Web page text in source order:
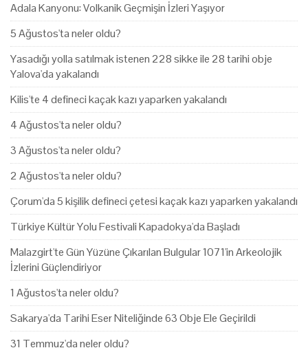
Adala Kanyonu: Volkanik Geçmişin İzleri Yaşıyor
5 Ağustos'ta neler oldu?
Yasadığı yolla satılmak istenen 228 sikke ile 28 tarihi obje
Yalova'da yakalandı
Kilis'te 4 defineci kaçak kazı yaparken yakalandı
4 Ağustos'ta neler oldu?
3 Ağustos'ta neler oldu?
2 Ağustos'ta neler oldu?
Çorum'da 5 kişilik defineci çetesi kaçak kazı yaparken yakalandı
Türkiye Kültür Yolu Festivali Kapadokya'da Başladı
Malazgirt'te Gün Yüzüne Çıkarılan Bulgular 1071'in Arkeolojik
İzlerini Güçlendiriyor
1 Ağustos'ta neler oldu?
Sakarya'da Tarihi Eser Niteliğinde 63 Obje Ele Geçirildi
31 Temmuz'da neler oldu?